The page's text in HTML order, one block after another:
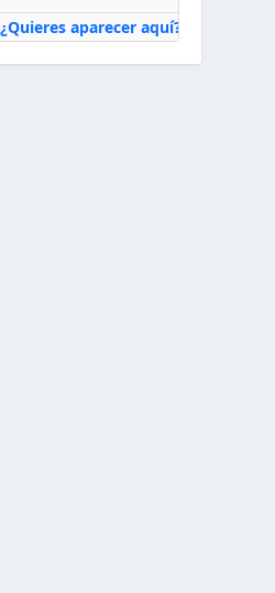
¿Quieres aparecer aquí?